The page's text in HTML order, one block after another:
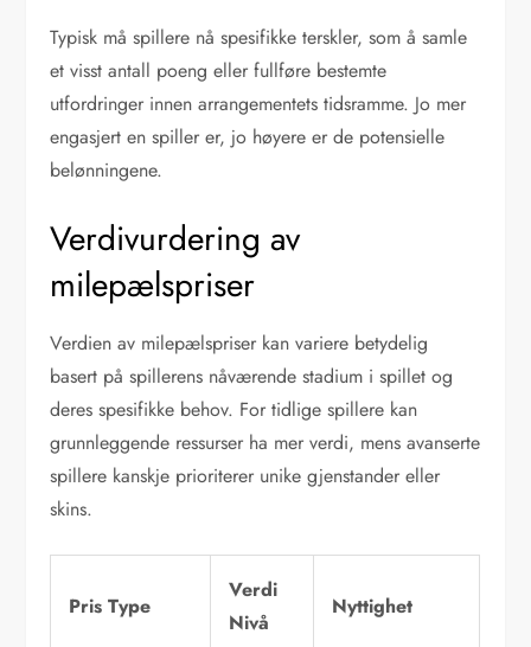
Typisk må spillere nå spesifikke terskler, som å samle
et visst antall poeng eller fullføre bestemte
utfordringer innen arrangementets tidsramme. Jo mer
engasjert en spiller er, jo høyere er de potensielle
belønningene.
Verdivurdering av
milepælspriser
Verdien av milepælspriser kan variere betydelig
basert på spillerens nåværende stadium i spillet og
deres spesifikke behov. For tidlige spillere kan
grunnleggende ressurser ha mer verdi, mens avanserte
spillere kanskje prioriterer unike gjenstander eller
skins.
Pris Type
Verdi
Nivå
Nyttighet